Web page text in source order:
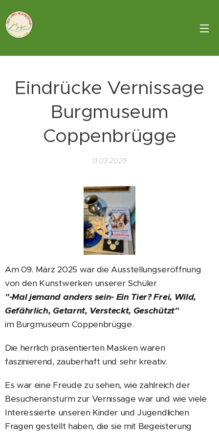
Eindrücke Vernissage
Burgmuseum
Coppenbrügge
11.03.2025
Am 09. März 2025 war die Ausstellungseröffnung
von den Kunstwerken unserer Schüler
"-Mal jemand anders sein- Ein Tier? Frei, Wild,
Gefährlich, Getarnt, Versteckt, Geschützt"
im Burgmuseum Coppenbrügge.
Die herrlich präsentierten Masken waren
faszinierend, zauberhaft und sehr kreativ.
Es war eine Freude zu sehen, wie zahlreich der
Besucheransturm zur Vernissage war und wie viele
Interessierte unseren Kinder und Jugendlichen
Fragen gestellt haben, die sie mit Begeisterung